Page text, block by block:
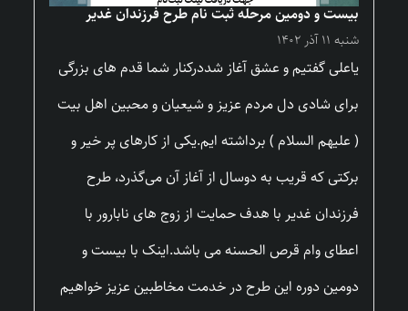
بیست و دومین مرحله ثبت نام طرح فرزندان غدیر
شنبه ۱۱ آذر ۱۴۰۲
یاعلی گفتیم و عشق آغاز شددرکنار شما قدم های بزرگی
برای شادی دل مردم عزیز و شیعیان و محبین اهل بیت
( علیهم السلام ) برداشته ایم.یکی از کارهای پر خیر و
برکتی که قریب به دوسال از آغاز آن می‌گذرد، طرح
فرزندان غدیر با هدف حمایت از زوج های نابارور با
اعطای وام قرص الحسنه می باشد.اینک با بیست و
دومین دوره این طرح در خدمت مخاطبین عزیز خواهیم